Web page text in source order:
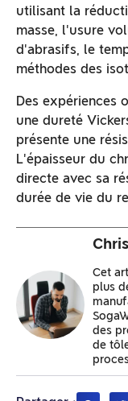
utilisant la
masse, l'usure
d'abrasifs, le
méthodes des
Des expériences
une dureté
présente une
L'épaisseur du
directe avec sa
durée de vie du
Cet
plus
des
de